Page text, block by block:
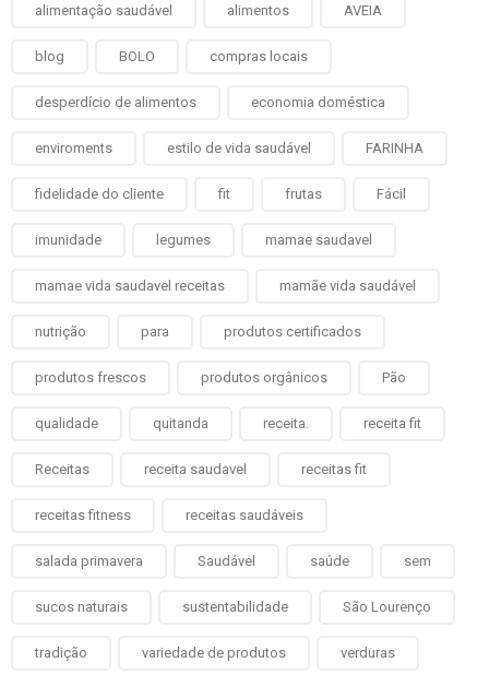
alimentação saudável alimentos AVEIA
blog BOLO compras locais
desperdício de alimentos economia doméstica
enviroments estilo de vida saudável FARINHA
fidelidade do cliente fit frutas Fácil
imunidade legumes mamae saudavel
mamae vida saudavel receitas mamãe vida saudável
nutrição para produtos certificados
produtos frescos produtos orgânicos Pão
qualidade quitanda receita. receita fit
Receitas receita saudavel receitas fit
receitas fitness receitas saudáveis
salada primavera Saudável saúde sem
sucos naturais sustentabilidade São Lourenço
tradição variedade de produtos verduras